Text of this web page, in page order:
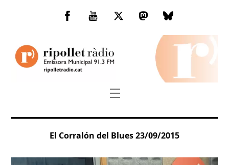
Facebook
You
TwitterMastodonBluesky
Menu
El Corralón del Blues 23/09/2015